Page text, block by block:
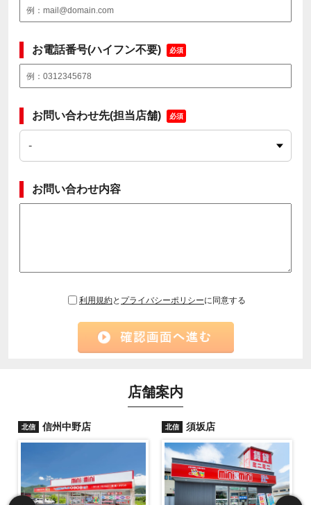
お電話番号(ハイフン不要) 必須
お問い合わせ先(担当店舗) 必須
お問い合わせ内容
利用規約と プライバシーポリシーに同意する
店舗案内
北信 信州中野店 北信 須坂店